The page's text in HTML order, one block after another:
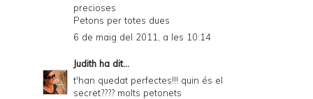
precioses
Petons per totes dues
6 de maig del 2011, a les 10:14
Judith ha dit...
t'han quedat perfectes!!! quin és el
secret???? molts petonets